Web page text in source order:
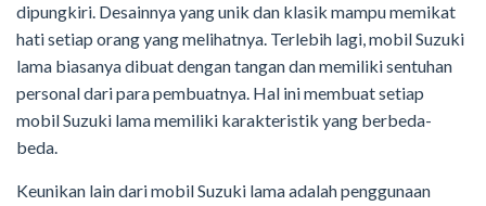
dipungkiri. Desainnya yang unik dan klasik mampu memikat
hati setiap orang yang melihatnya. Terlebih lagi, mobil Suzuki
lama biasanya dibuat dengan tangan dan memiliki sentuhan
personal dari para pembuatnya. Hal ini membuat setiap
mobil Suzuki lama memiliki karakteristik yang berbeda-
beda.
Keunikan lain dari mobil Suzuki lama adalah penggunaan